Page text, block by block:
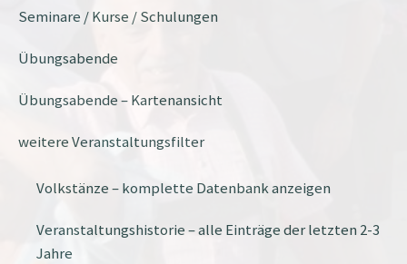
Seminare / Kurse / Schulungen
Übungsabende
Übungsabende – Kartenansicht
weitere Veranstaltungsfilter
Volkstänze – komplette Datenbank anzeigen
Veranstaltungshistorie – alle Einträge der letzten 2-3
Jahre